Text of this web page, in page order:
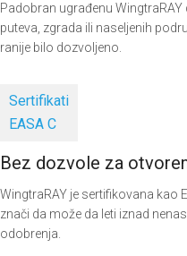
Padobran ugrađenu
puteva, zgrada ili naseljenih
ranije bilo dozvoljeno.
Sertifikati
EASA C
Bez dozvole za
WingtraRAY je sertifikovana kao
znači da može da leti iznad
odobrenja.